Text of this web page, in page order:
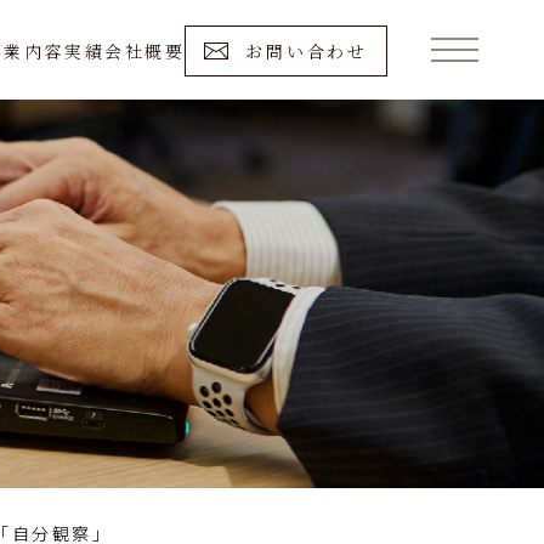
業内容実績会社概要 お問い合わせ
「自分観察」